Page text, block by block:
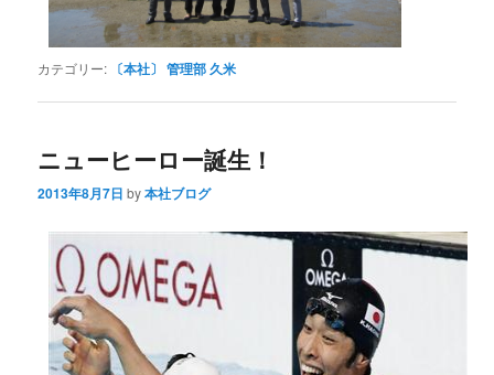
カテゴリー: 〔本社〕 管理部 久米
ニューヒーロー誕生！
2013年8月7日 by本社ブログ